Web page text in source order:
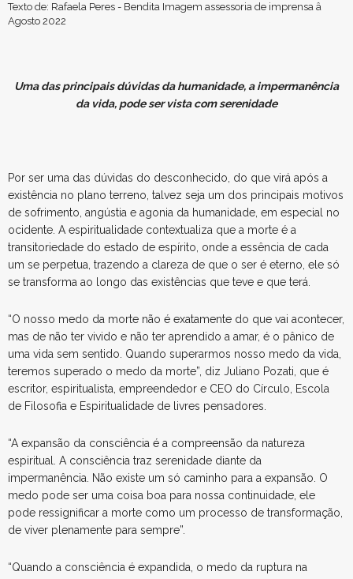
Texto de: Rafaela Peres - Bendita Imagem assessoria de imprensa â
Agosto 2022
Uma das principais dúvidas da humanidade, a impermanência
da vida, pode ser vista com serenidade
Por ser uma das dúvidas do desconhecido, do que virá após a
existência no plano terreno, talvez seja um dos principais motivos
de sofrimento, angústia e agonia da humanidade, em especial no
ocidente. A espiritualidade contextualiza que a morte é a
transitoriedade do estado de espírito, onde a essência de cada
um se perpetua, trazendo a clareza de que o ser é eterno, ele só
se transforma ao longo das existências que teve e que terá.
“O nosso medo da morte não é exatamente do que vai acontecer,
mas de não ter vivido e não ter aprendido a amar, é o pânico de
uma vida sem sentido. Quando superarmos nosso medo da vida,
teremos superado o medo da morte”, diz Juliano Pozati, que é
escritor, espiritualista, empreendedor e CEO do Círculo, Escola
de Filosofia e Espiritualidade de livres pensadores.
“A expansão da consciência é a compreensão da natureza
espiritual. A consciência traz serenidade diante da
impermanência. Não existe um só caminho para a expansão. O
medo pode ser uma coisa boa para nossa continuidade, ele
pode ressignificar a morte como um processo de transformação,
de viver plenamente para sempre”.
“Quando a consciência é expandida, o medo da ruptura na